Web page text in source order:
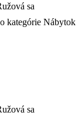
sa
kategórie Nábytok
sa